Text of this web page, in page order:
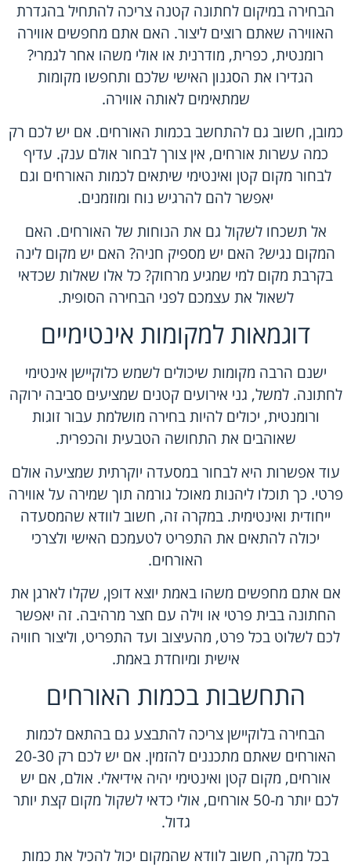
הבחירה במיקום לחתונה קטנה צריכה להתחיל בהגדרת
האווירה שאתם רוצים ליצור. האם אתם מחפשים אווירה
רומנטית, כפרית, מודרנית או אולי משהו אחר לגמרי?
הגדירו את הסגנון האישי שלכם ותחפשו מקומות
שמתאימים לאותה אווירה.
כמובן, חשוב גם להתחשב בכמות האורחים. אם יש לכם רק
כמה עשרות אורחים, אין צורך לבחור אולם ענק. עדיף
לבחור מקום קטן ואינטימי שיתאים לכמות האורחים וגם
יאפשר להם להרגיש נוח ומוזמנים.
אל תשכחו לשקול גם את הנוחות של האורחים. האם
המקום נגיש? האם יש מספיק חניה? האם יש מקום לינה
בקרבת מקום למי שמגיע מרחוק? כל אלו שאלות שכדאי
לשאול את עצמכם לפני הבחירה הסופית.
דוגמאות למקומות אינטימיים
ישנם הרבה מקומות שיכולים לשמש כלוקיישן אינטימי
לחתונה. למשל, גני אירועים קטנים שמציעים סביבה ירוקה
ורומנטית, יכולים להיות בחירה מושלמת עבור זוגות
שאוהבים את התחושה הטבעית והכפרית.
עוד אפשרות היא לבחור במסעדה יוקרתית שמציעה אולם
פרטי. כך תוכלו ליהנות מאוכל גורמה תוך שמירה על אווירה
ייחודית ואינטימית. במקרה זה, חשוב לוודא שהמסעדה
יכולה להתאים את התפריט לטעמכם האישי ולצרכי
האורחים.
אם אתם מחפשים משהו באמת יוצא דופן, שקלו לארגן את
החתונה בבית פרטי או וילה עם חצר מרהיבה. זה יאפשר
לכם לשלוט בכל פרט, מהעיצוב ועד התפריט, וליצור חוויה
אישית ומיוחדת באמת.
התחשבות בכמות האורחים
הבחירה בלוקיישן צריכה להתבצע גם בהתאם לכמות
האורחים שאתם מתכננים להזמין. אם יש לכם רק 20-30
אורחים, מקום קטן ואינטימי יהיה אידיאלי. אולם, אם יש
לכם יותר מ-50 אורחים, אולי כדאי לשקול מקום קצת יותר
גדול.
בכל מקרה, חשוב לוודא שהמקום יכול להכיל את כמות